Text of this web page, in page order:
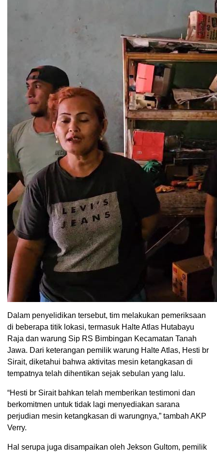
Dalam penyelidikan tersebut, tim melakukan pemeriksaan
di beberapa titik lokasi, termasuk Halte Atlas Hutabayu
Raja dan warung Sip RS Bimbingan Kecamatan Tanah
Jawa. Dari keterangan pemilik warung Halte Atlas, Hesti br
Sirait, diketahui bahwa aktivitas mesin ketangkasan di
tempatnya telah dihentikan sejak sebulan yang lalu.
“Hesti br Sirait bahkan telah memberikan testimoni dan
berkomitmen untuk tidak lagi menyediakan sarana
perjudian mesin ketangkasan di warungnya,” tambah AKP
Verry.
Hal serupa juga disampaikan oleh Jekson Gultom, pemilik